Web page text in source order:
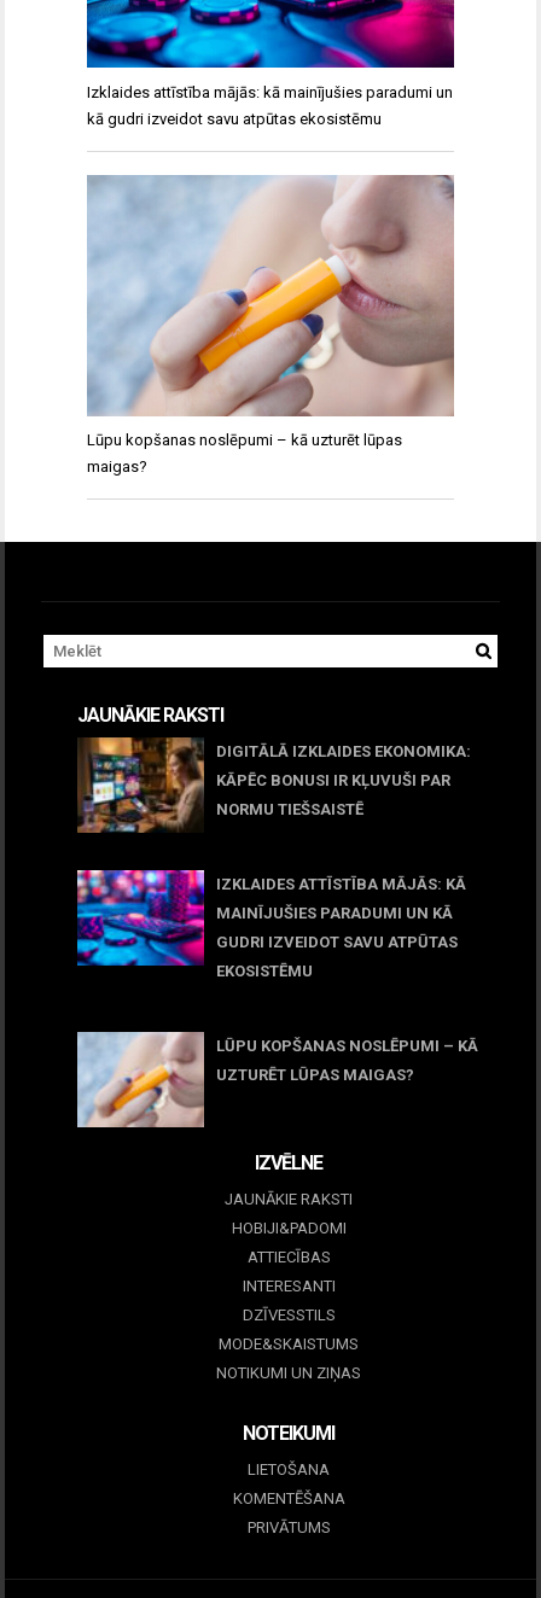
Izklaides attīstība mājās: kā mainījušies paradumi un
kā gudri izveidot savu atpūtas ekosistēmu
Lūpu kopšanas noslēpumi – kā uzturēt lūpas
maigas?
JAUNĀKIE RAKSTI
DIGITĀLĀ IZKLAIDES EKONOMIKA:
KĀPĒC BONUSI IR KĻUVUŠI PAR
NORMU TIEŠSAISTĒ
IZKLAIDES ATTĪSTĪBA MĀJĀS: KĀ
MAINĪJUŠIES PARADUMI UN KĀ
GUDRI IZVEIDOT SAVU ATPŪTAS
EKOSISTĒMU
LŪPU KOPŠANAS NOSLĒPUMI – KĀ
UZTURĒT LŪPAS MAIGAS?
IZVĒLNE
JAUNĀKIE RAKSTI
HOBIJI&PADOMI
ATTIECĪBAS
INTERESANTI
DZĪVESSTILS
MODE&SKAISTUMS
NOTIKUMI UN ZIŅAS
NOTEIKUMI
LIETOŠANA
KOMENTĒŠANA
PRIVĀTUMS